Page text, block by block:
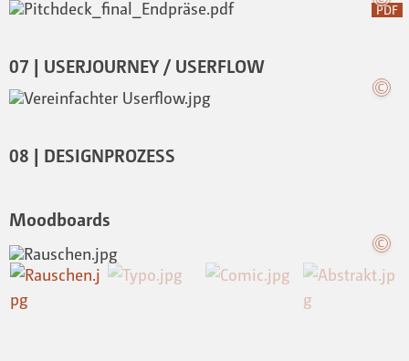
PDF
07 | USERJOURNEY / USERFLOW
08 | DESIGNPROZESS
Moodboards